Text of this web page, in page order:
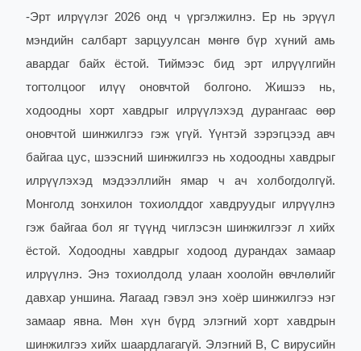
-Эрт илрүүлэг 2026 онд ч үргэлжилнэ. Ер нь эрүүл
мэндийн салбарт зарцуулсан мөнгө бүр хүний амь
авардаг байх ёстой.
Тиймээс бид эрт илрүүлгийн
тогтолцоог илүү оновчтой болгоно. Жишээ нь,
ходоодны хорт хавдрыг илрүүлэхэд дурангаас өөр
оновчтой шинжилгээ гэж үгүй. Үүнтэй зэрэгцээд авч
байгаа цус, шээсний шинжилгээ нь ходоодны хавдрыг
илрүүлэхэд мэдээллийн ямар ч ач холбогдолгүй.
Монголд зонхилон тохиолддог хавдруудыг илрүүлнэ
гэж байгаа бол яг түүнд чиглэсэн шинжилгээг л хийх
ёстой. Ходоодны хавдрыг ходоод дурандах замаар
илрүүлнэ. Энэ тохиолдолд улаан хоолойн өвчлөлийг
давхар уншина. Яагаад гэвэл энэ хоёр шинжилгээ нэг
замаар явна. Мөн хүн бүрд элэгний хорт хавдрын
шинжилгээ хийх шаардлагагүй. Элэгний В, С вирусийн